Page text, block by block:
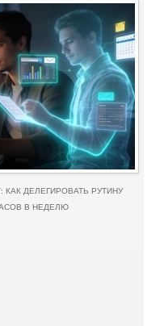
ДЕЛЕГИРОВАТЬ РУТИНУ
В НЕДЕЛЮ